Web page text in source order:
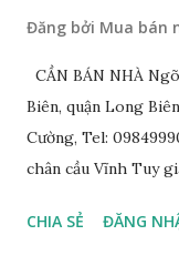
Đăng bởi Mua bán
CẦN BÁN NHÀ
Biên, quận Long
Cường, Tel:
chân cầu Vĩnh Tuy
Cổ Linh, ngõ trước
CHIA SẺ ĐĂNG